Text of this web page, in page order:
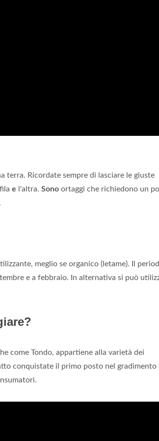
terra. Ricordate sempre di lasciare le giuste
e l'altra. Sono ortaggi che richiedono un
meglio se organico (letame). Il
e a febbraio. In alternativa si può
come Tondo, appartiene alla varietà dei
conquistate il primo posto nel gradimento